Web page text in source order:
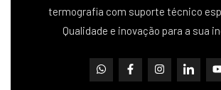
termografia com suporte técnico
Qualidade e inovação para a sua